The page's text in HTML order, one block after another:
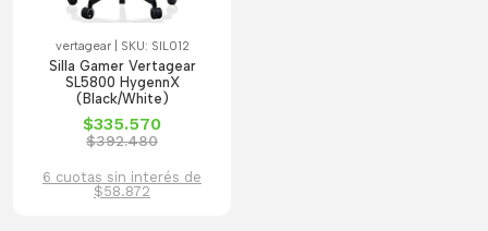
vertagear | SKU: SIL012
Silla Gamer Vertagear
SL5800 HygennX
(Black/White)
$335.570
$392.480
6 cuotas sin interés de
$58.872